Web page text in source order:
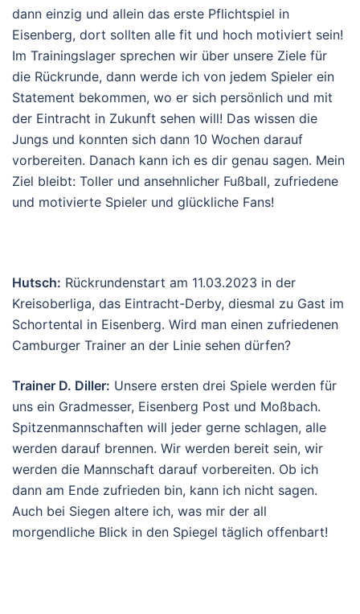
dann einzig und allein das erste Pflichtspiel in
Eisenberg, dort sollten alle fit und hoch motiviert sein!
Im Trainingslager sprechen wir über unsere Ziele für
die Rückrunde, dann werde ich von jedem Spieler ein
Statement bekommen, wo er sich persönlich und mit
der Eintracht in Zukunft sehen will! Das wissen die
Jungs und konnten sich dann 10 Wochen darauf
vorbereiten. Danach kann ich es dir genau sagen. Mein
Ziel bleibt: Toller und ansehnlicher Fußball, zufriedene
und motivierte Spieler und glückliche Fans!
Hutsch: Rückrundenstart am 11.03.2023 in der
Kreisoberliga, das Eintracht-Derby, diesmal zu Gast im
Schortental in Eisenberg. Wird man einen zufriedenen
Camburger Trainer an der Linie sehen dürfen?
Trainer D. Diller: Unsere ersten drei Spiele werden für
uns ein Gradmesser, Eisenberg Post und Moßbach.
Spitzenmannschaften will jeder gerne schlagen, alle
werden darauf brennen. Wir werden bereit sein, wir
werden die Mannschaft darauf vorbereiten. Ob ich
dann am Ende zufrieden bin, kann ich nicht sagen.
Auch bei Siegen altere ich, was mir der all
morgendliche Blick in den Spiegel täglich offenbart!